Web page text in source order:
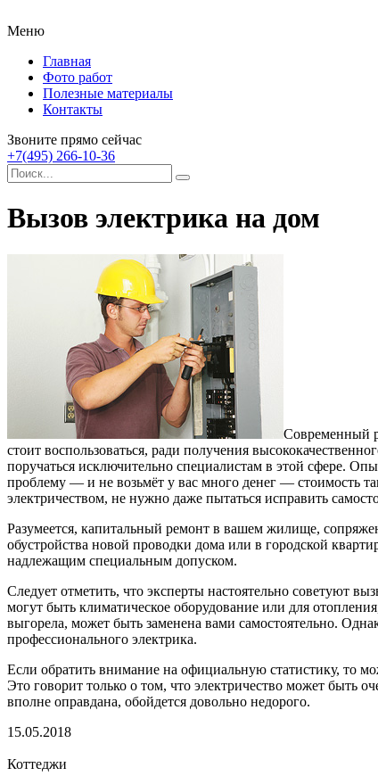
Меню
Главная
Фото работ
Полезные материалы
Контакты
Звоните прямо сейчас
+7(495) 266-10-36
Вызов электрика на дом
Современный
стоит воспользоваться, ради получения
поручаться исключительно специалистам в этой сфере.
проблему — и не возьмёт у вас много денег — стоимость
электричеством, не нужно даже пытаться исправить
Разумеется, капитальный ремонт в вашем жилище,
обустройства новой проводки дома или в городской
надлежащим специальным допуском.
Следует отметить, что эксперты настоятельно советуют
могут быть климатическое оборудование или для
выгорела, может быть заменена вами самостоятельно.
профессионального электрика.
Если обратить внимание на официальную статистику, то
Это говорит только о том, что электричество может быть
вполне оправдана, обойдется довольно недорого.
15.05.2018
Коттеджи